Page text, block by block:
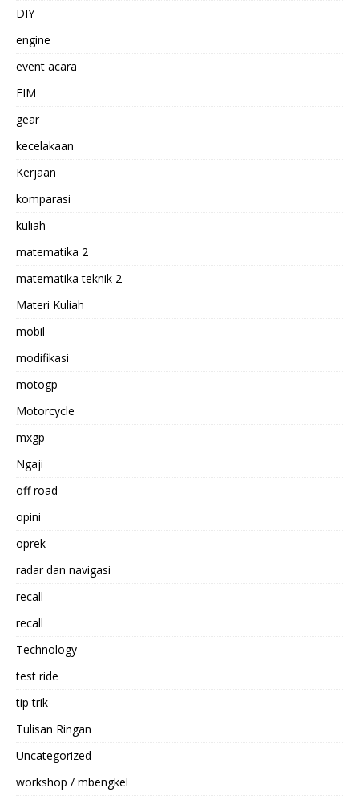
DIY
engine
event acara
FIM
gear
kecelakaan
Kerjaan
komparasi
kuliah
matematika 2
matematika teknik 2
Materi Kuliah
mobil
modifikasi
motogp
Motorcycle
mxgp
Ngaji
off road
opini
oprek
radar dan navigasi
recall
recall
Technology
test ride
tip trik
Tulisan Ringan
Uncategorized
workshop / mbengkel